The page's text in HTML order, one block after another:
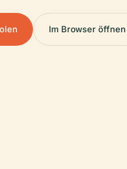
Im Browser öffnen